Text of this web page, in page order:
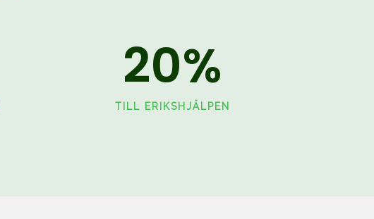
20%
TILL ERIKSHJÄLPEN